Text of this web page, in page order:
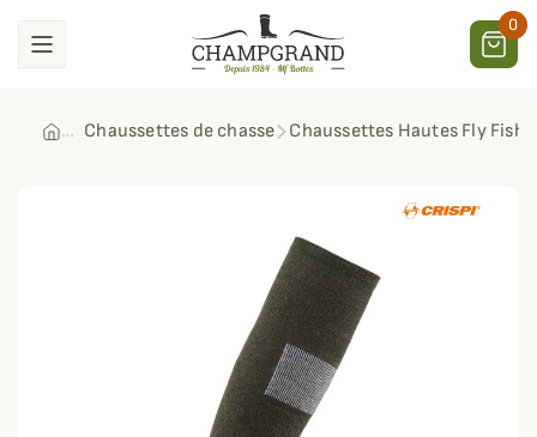
0
Chaussettes de chasse Chaussettes Hautes Fly